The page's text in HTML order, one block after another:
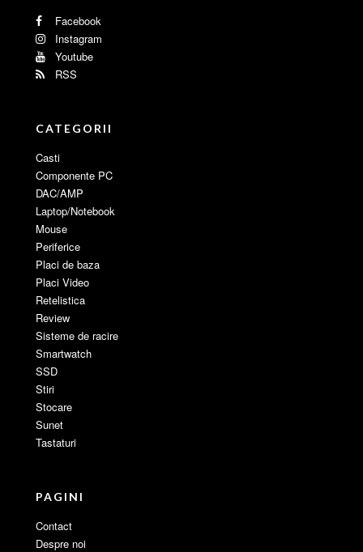
Facebook
Instagram
Youtube
RSS
CATEGORII
Casti
Componente PC
DAC/AMP
Laptop/Notebook
Mouse
Periferice
Placi de baza
Placi Video
Retelistica
Review
Sisteme de racire
Smartwatch
SSD
Stiri
Stocare
Sunet
Tastaturi
PAGINI
Contact
Despre noi